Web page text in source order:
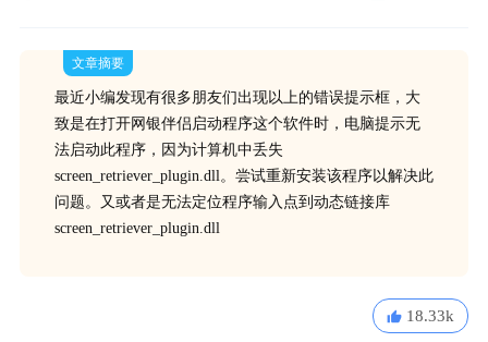
文章摘要
最近小编发现有很多朋友们出现以上的错误提示框，大
致是在打开网银伴侣启动程序这个软件时，电脑提示无
法启动此程序，因为计算机中丢失
screen_retriever_plugin.dll。尝试重新安装该程序以解决此
问题。又或者是无法定位程序输入点到动态链接库
screen_retriever_plugin.dll
18.33k